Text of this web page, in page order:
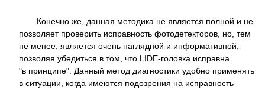
Конечно же, данная методика не является полной и не
позволяет проверить исправность фотодетекторов, но, тем
не менее, является очень наглядной и информативной,
позволяя убедиться в том, что LIDE-головка исправна
"в принципе". Данный метод диагностики удобно применять
в ситуации, когда имеются подозрения на исправность